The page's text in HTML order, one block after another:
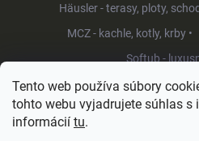
Tento web používa súbory
tohto webu vyjadrujete súhlas s
informácií tu.
Häusler - terasy, ploty,
MCZ - kachle, kotly, krby •
Softub -